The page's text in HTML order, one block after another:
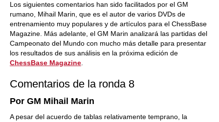
Los siguientes comentarios han sido facilitados por el GM
rumano, Mihail Marin, que es el autor de varios DVDs de
entrenamiento muy populares y de artículos para el ChessBase
Magazine. Más adelante, el GM Marin analizará las partidas del
Campeonato del Mundo con mucho más detalle para presentar
los resultados de sus análisis en la próxima edición de
ChessBase Magazine
Comentarios de la ronda 8
Por GM Mihail Marin
A pesar del acuerdo de tablas relativamente temprano, la